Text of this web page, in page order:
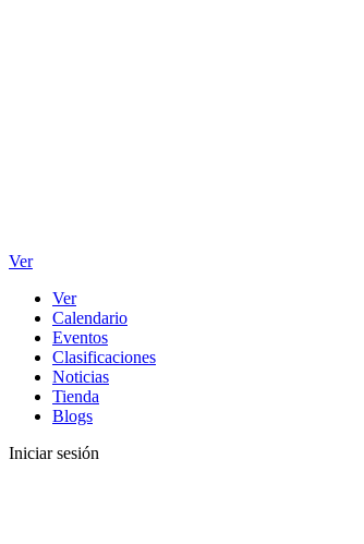
Ver
Ver
Calendario
Eventos
Clasificaciones
Noticias
Tienda
Blogs
Iniciar sesión